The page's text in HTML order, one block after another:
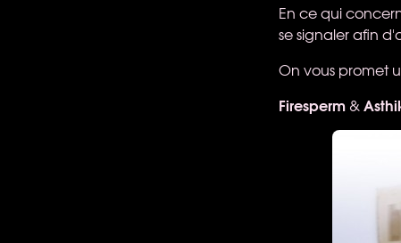
En ce qui
se signaler afin
On vous promet
Firesperm &